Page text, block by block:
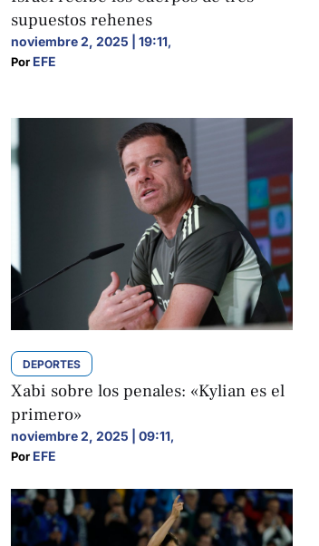
supuestos rehenes
noviembre 2, 2025 | 19:11,
Por EFE
DEPORTES
Xabi sobre los penales: «Kylian es el
primero»
noviembre 2, 2025 | 09:11,
Por EFE